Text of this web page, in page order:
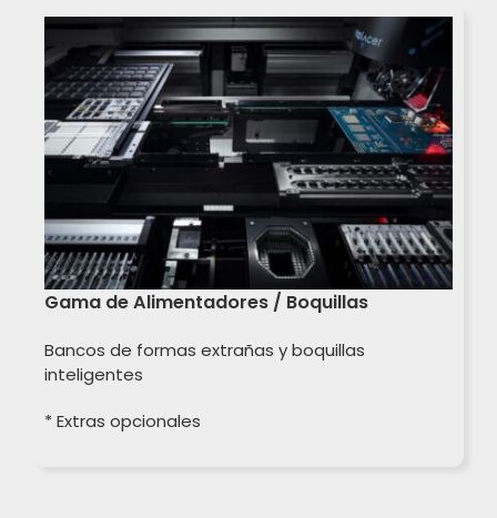
Gama de Alimentadores / Boquillas
Bancos de formas extrañas y boquillas
inteligentes
* Extras opcionales